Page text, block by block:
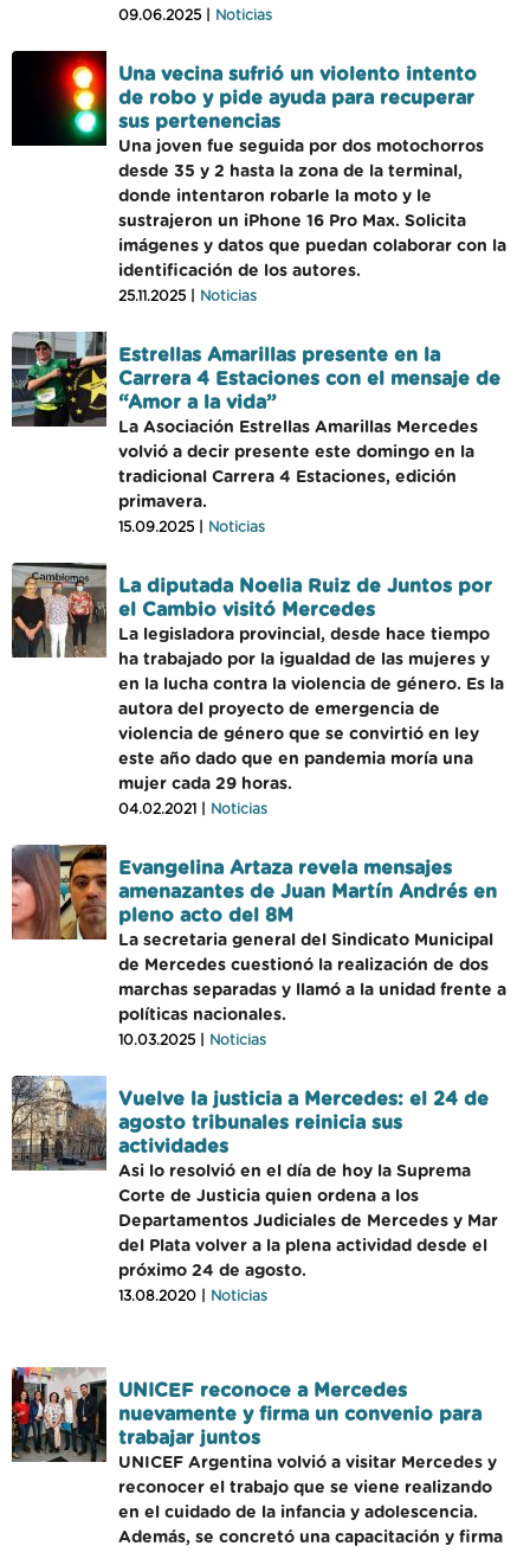
09.06.2025 | Noticias
Una vecina sufrió un violento intento
de robo y pide ayuda para recuperar
sus pertenencias
Una joven fue seguida por dos motochorros
desde 35 y 2 hasta la zona de la terminal,
donde intentaron robarle la moto y le
sustrajeron un iPhone 16 Pro Max. Solicita
imágenes y datos que puedan colaborar con la
identificación de los autores.
25.11.2025 | Noticias
Estrellas Amarillas presente en la
Carrera 4 Estaciones con el mensaje de
“Amor a la vida”
La Asociación Estrellas Amarillas Mercedes
volvió a decir presente este domingo en la
tradicional Carrera 4 Estaciones, edición
primavera.
15.09.2025 | Noticias
La diputada Noelia Ruiz de Juntos por
el Cambio visitó Mercedes
La legisladora provincial, desde hace tiempo
ha trabajado por la igualdad de las mujeres y
en la lucha contra la violencia de género. Es la
autora del proyecto de emergencia de
violencia de género que se convirtió en ley
este año dado que en pandemia moría una
mujer cada 29 horas.
04.02.2021 | Noticias
Evangelina Artaza revela mensajes
amenazantes de Juan Martín Andrés en
pleno acto del 8M
La secretaria general del Sindicato Municipal
de Mercedes cuestionó la realización de dos
marchas separadas y llamó a la unidad frente a
políticas nacionales.
10.03.2025 | Noticias
Vuelve la justicia a Mercedes: el 24 de
agosto tribunales reinicia sus
actividades
Asi lo resolvió en el día de hoy la Suprema
Corte de Justicia quien ordena a los
Departamentos Judiciales de Mercedes y Mar
del Plata volver a la plena actividad desde el
próximo 24 de agosto.
13.08.2020 | Noticias
UNICEF reconoce a Mercedes
nuevamente y firma un convenio para
trabajar juntos
UNICEF Argentina volvió a visitar Mercedes y
reconocer el trabajo que se viene realizando
en el cuidado de la infancia y adolescencia.
Además, se concretó una capacitación y firma